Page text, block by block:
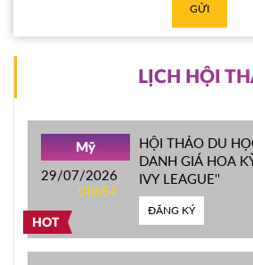
GỬI
LỊCH HỘI
HOT
Mỹ
29/07/2026
08h54
HỘI THẢO DU
DANH GIÁ HOA
IVY LEAGUE''
ĐĂNG KÝ